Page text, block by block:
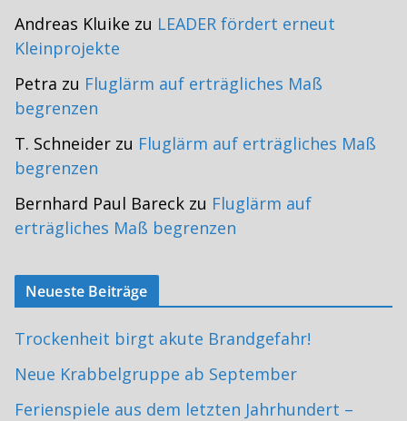
Andreas Kluike zu LEADER fördert erneut
Kleinprojekte
Petra zu Fluglärm auf erträgliches Maß
begrenzen
T. Schneider zu Fluglärm auf erträgliches Maß
begrenzen
Bernhard Paul Bareck zu Fluglärm auf
erträgliches Maß begrenzen
Neueste Beiträge
Trockenheit birgt akute Brandgefahr!
Neue Krabbelgruppe ab September
Ferienspiele aus dem letzten Jahrhundert –